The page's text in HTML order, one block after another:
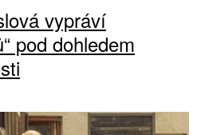
vypráví
pod dohledem